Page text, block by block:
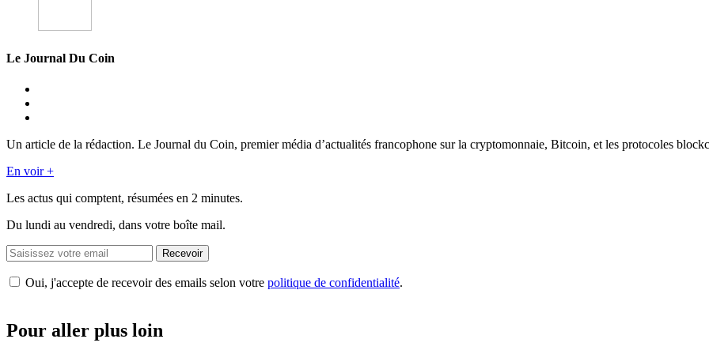
Le Journal Du Coin
Un article de la rédaction. Le Journal du Coin, premier média d’actualités francophone sur la cryptomonnaie, Bitcoin, et les protocoles
En voir +
Les actus qui comptent, résumées en 2 minutes.
Du lundi au vendredi, dans votre boîte mail.
Recevoir
Oui, j'accepte de recevoir des emails selon votre politique de confidentialité.
Pour aller plus loin